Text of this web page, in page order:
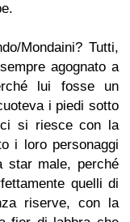
Mondaini? Tutti,
agognato a
lui fosse un
i piedi sotto
si riesce con la
i loro personaggi
star male, perché
quelli di
riserve, con la